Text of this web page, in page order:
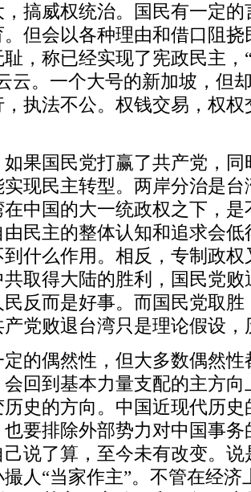
搞威权统治。国民有一定
但会以各种理由和借口阻
，称已经实现了宪政民主，
云。一个大号的新加坡，但
执法不公。权钱交易，权
果国民党打赢了共产党，
现民主转型。两岸分治是
中国的大一统政权之下，
民主的整体认知和追求会
什么作用。相反，专制政
取得大陆的胜利，国民党
反而是好事。而国民党取
党败退台湾只是理论假设
的偶然性，但大多数偶然
回到基本力量支配的主方
史的方向。中国近现代历
要排除外部势力对中国事
说了算，至今未有改变。说
人“当家作主”。不管在经